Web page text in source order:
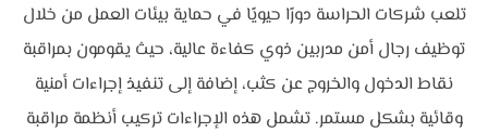
تلعب شركات الحراسة دورًا حيويًا في حماية بيئات العمل من خلال
توظيف رجال أمن مدربين ذوي كفاءة عالية، حيث يقومون بمراقبة
نقاط الدخول والخروج عن كثب، إضافة إلى تنفيذ إجراءات أمنية
وقائية بشكل مستمر. تشمل هذه الإجراءات تركيب أنظمة مراقبة